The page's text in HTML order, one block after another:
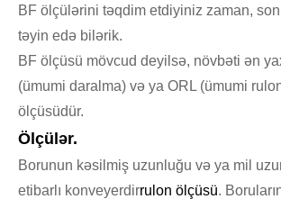
BF ölçülərini təqdim etdiyiniz zaman,
təyin edə bilərik.
BF ölçüsü mövcud deyilsə, növbəti ən
(ümumi daralma) və ya ORL (ümumi
ölçüsüdür.
Ölçülər.
Borunun kəsilmiş uzunluğu və ya mil
etibarlı konveyerdirrulon ölçüsü.